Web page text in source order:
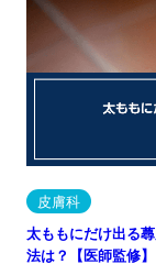
皮膚科
太ももにだけ出る
法は？【医師監修】